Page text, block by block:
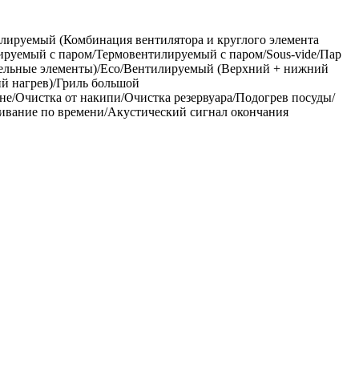
(Комбинация вентилятора и круглого элемента
с паром/Термовентилируемый с паром/Sous-vide/Пар
элементы)/Eco/Вентилируемый (Верхний + нижний
нагрев)/Гриль большой
Очистка от накипи/Очистка резервуара/Подогрев посуды/
по времени/Акустический сигнал окончания